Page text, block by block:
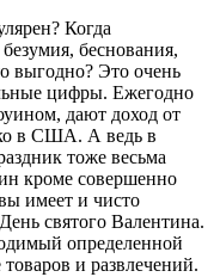
Когда
беснования,
выгодно? Это очень
цифры. Ежегодно
дают доход от
в США. А ведь в
тоже весьма
кроме совершенно
имеет и чисто
святого Валентина.
определенной
и развлечений.